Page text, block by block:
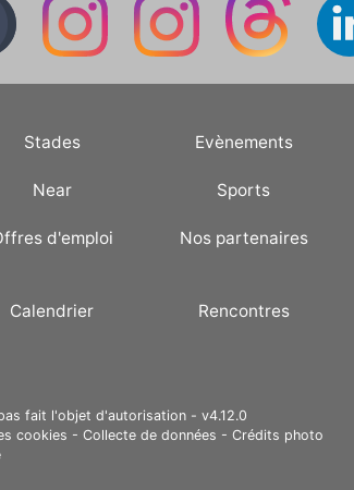
Stades Evènements
Near Sports
d'emploi Nos partenaires
Calendrier Rencontres
fait l'objet d'autorisation - v4.12.0
cookies - Collecte de données - Crédits photo